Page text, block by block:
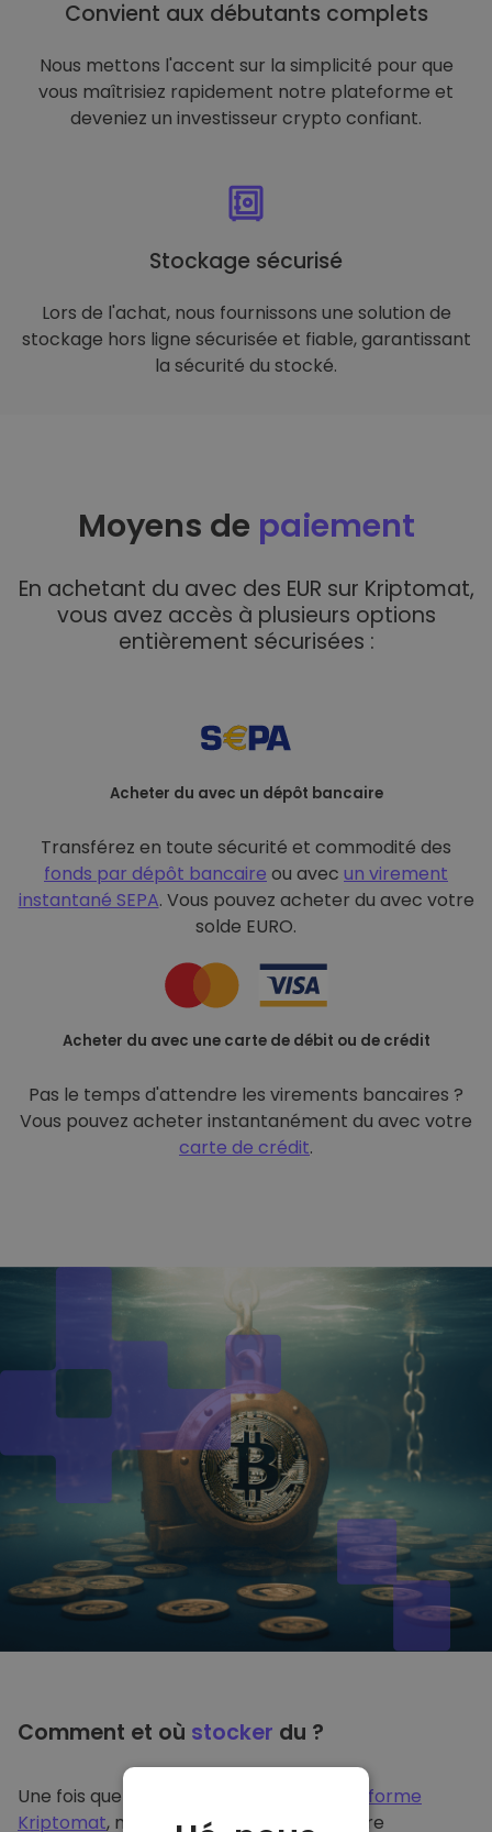
Convient aux débutants complets
Nous mettons l'accent sur la simplicité pour que
vous maîtrisiez rapidement notre plateforme et
deveniez un investisseur crypto confiant.
Stockage sécurisé
Lors de l'achat, nous fournissons une solution de
stockage hors ligne sécurisée et fiable, garantissant
la sécurité du stocké.
Moyens de paiement
En achetant du avec des EUR sur Kriptomat,
vous avez accès à plusieurs options
entièrement sécurisées :
Acheter du avec un dépôt bancaire
Transférez en toute sécurité et commodité des
fonds par dépôt bancaire ou avec un virement
instantané SEPA. Vous pouvez acheter du avec votre
solde EURO.
Acheter du avec une carte de débit ou de crédit
Pas le temps d'attendre les virements bancaires ?
Vous pouvez acheter instantanément du avec votre
carte de crédit.
Comment et où stocker du ?
Une fois que vous achetez du sur
la plateforme
Kriptomat, nous le transférons de manière